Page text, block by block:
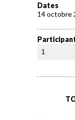
Dates
14 octobre